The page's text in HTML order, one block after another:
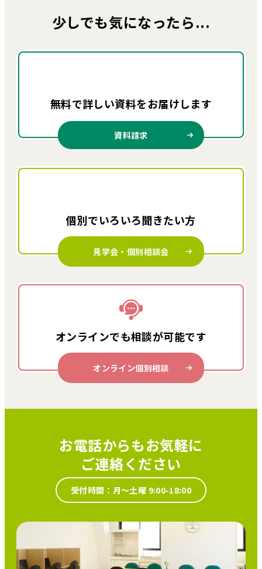
少しでも気になったら...
無料で詳しい資料をお届けします
資料請求
個別でいろいろ聞きたい方
見学会・個別相談会
オンラインでも相談が可能です
オンライン個別相談
お電話からもお気軽に
ご連絡ください
受付時間：月～土曜 9:00-18:00